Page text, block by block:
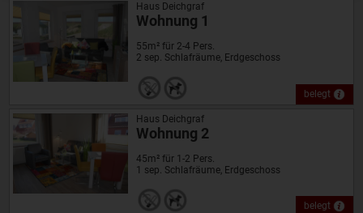
belegt
Haus Deichgraf
Wohnung 1
55m² für 2-4 Pers.
2 sep. Schlafräume, Erdgeschoss
belegt
Haus Deichgraf
Wohnung 2
45m² für 1-2 Pers.
1 sep. Schlafräume, Erdgeschoss